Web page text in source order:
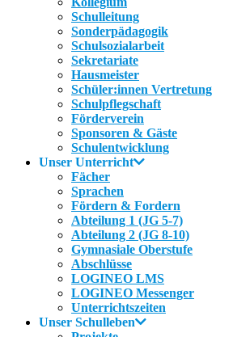
Schulleitung
Sonderpädagogik
Schulsozialarbeit
Sekretariate
Hausmeister
Schüler:innen Vertretung
Schulpflegschaft
Förderverein
Sponsoren & Gäste
Schulentwicklung
Unser Unterricht
Fächer
Sprachen
Fördern & Fordern
Abteilung 1 (JG 5-7)
Abteilung 2 (JG 8-10)
Gymnasiale Oberstufe
Abschlüsse
LOGINEO LMS
LOGINEO Messenger
Unterrichtszeiten
Unser Schulleben